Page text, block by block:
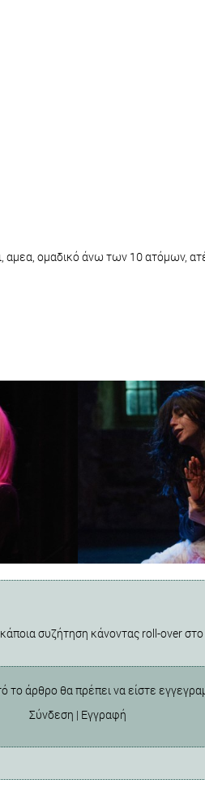
αμεα, ομαδικό άνω των 10 ατόμων,
συζήτηση κάνοντας roll-over
το άρθρο θα πρέπει να είστε
Σύνδεση | Εγγραφή